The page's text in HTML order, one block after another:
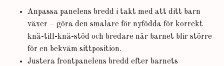
Anpassa panelens bredd i takt med att ditt barn
växer – göra den smalare för nyfödda för korrekt
knä-till-knä-stöd och bredare när barnet blir större
för en bekväm sittposition.
Justera frontpanelens bredd efter barnets